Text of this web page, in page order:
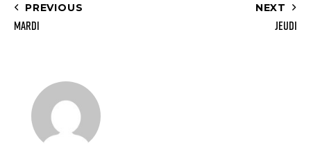
PREVIOUS
Mardi
NEXT
Jeudi